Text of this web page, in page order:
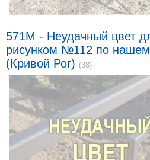
571M - Неудачный цвет
рисунком №112 по
(Кривой Рог) (38)